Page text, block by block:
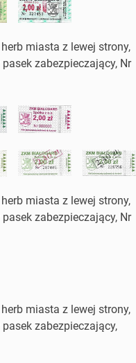
miasta z lewej strony,
zabezpieczający, Nr
miasta z lewej strony,
zabezpieczający, Nr
miasta z lewej strony,
zabezpieczający,